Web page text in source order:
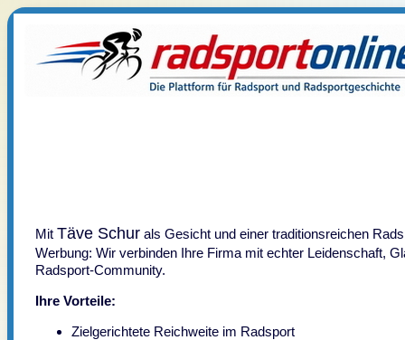
Mit Täve Schur als Gesicht und einer traditionsreichen
Werbung: Wir verbinden Ihre Firma mit echter Leidenschaft,
Radsport-Community.
Ihre Vorteile:
Zielgerichtete Reichweite im Radsport